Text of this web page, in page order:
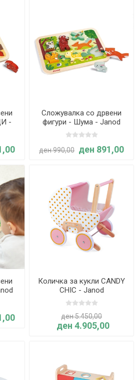
-
Сложувалка со дрвени
фигури - Шума - Janod
ден 990,00 ден 891,00
Количка за кукли CANDY
CHIC - Janod
ден 5.450,00
ден 4.905,00